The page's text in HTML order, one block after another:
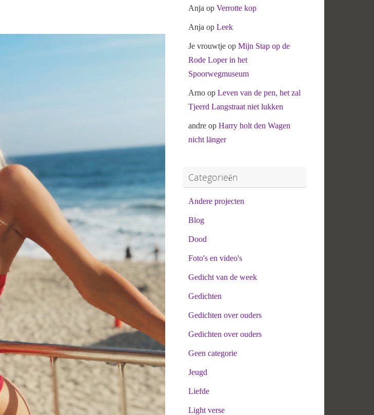
Anja op Verrotte kop
Anja op Leek
Je vrouwtje op Mijn Stap op de
Rode Loper in het
Spoorwegmuseum
Arno op Leven van de pen, het zal
Tjeerd Langstraat niet lukken
andre op Harry holt den Wagen
nicht länger
Categorieën
Andere projecten
Blog
Dood
Foto's en video's
Gedicht van de week
Gedichten
Gedichten over ouders
Gedichten over ouders
Geen categorie
Jeugd
Liefde
Light verse